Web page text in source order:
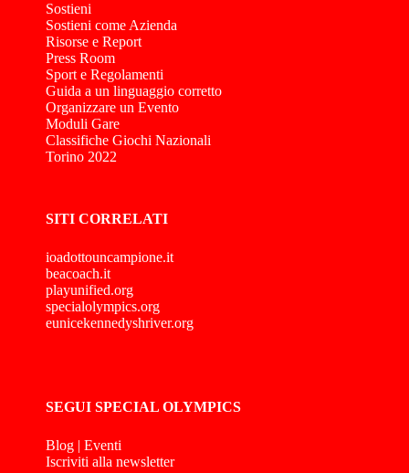
Sostieni
Sostieni come Azienda
Risorse e Report
Press Room
Sport e Regolamenti
Guida a un linguaggio corretto
Organizzare un Evento
Moduli Gare
Classifiche Giochi Nazionali
Torino 2022
SITI CORRELATI
ioadottouncampione.it
beacoach.it
playunified.org
specialolympics.org
eunicekennedyshriver.org
SEGUI SPECIAL OLYMPICS
Blog | Eventi
Iscriviti alla newsletter